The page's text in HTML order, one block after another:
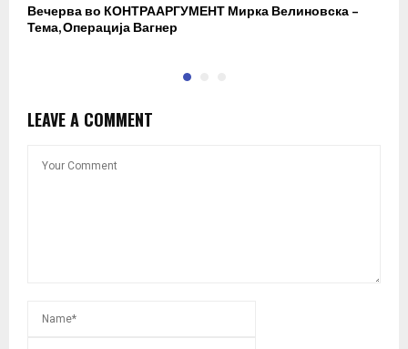
Вечерва во КОНТРААРГУМЕНТ Мирка Велиновска –
Тема, Операција Вагнер
LEAVE A COMMENT